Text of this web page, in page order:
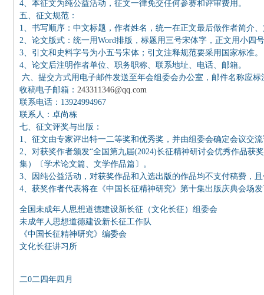
4、本征文为纯公益活动，征文一律免交任何参赛和评审费用。
五、征文规范：
1、书写顺序：中文标题，作者姓名，统一在正文最后做作者简介
2、论文版式：统一用Word排版，标题用三号宋体字，正文用小四
3、引文和史料字号为小五号宋体；引文注释规范要采用国家标准。
4、论文后注明作者单位、职务职称、联系地址、电话、邮箱。
六、提交方式用电子邮件发送至年会组委会办公室，邮件名称应
收稿电子邮箱： 243311346@qq.com
联系电话：13924994967
联系人：卓尚栋
七、征文评奖与出版：
1、征文由专家评出特一二等奖和优秀奖，并由组委会确定会议交
2、对获奖作者颁发“全国第九届(2024)长征精神研讨会优秀作品获
集）〔学术论文篇、文学作品篇〕。
3、因纯公益活动，对获奖作品和入选出版的作品均不支付稿费，
4、获奖作者代表将在《中国长征精神研究》第十集出版庆典会场
全国未成年人思想道德建设新长征（文化长征）组委会
未成年人思想道德建设新长征工作队
《中国长征精神研究》编委会
文化长征讲习所
二0二四年四月